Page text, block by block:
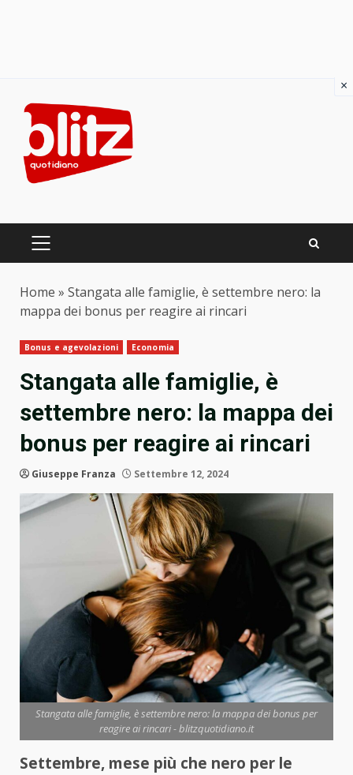
content
PRIMARY
Home » Stangata alle famiglie, è settembre nero: la
mappa dei bonus per reagire ai rincari
Bonus e agevolazioni Economia
Stangata alle famiglie, è
settembre nero: la mappa dei
bonus per reagire ai rincari
Giuseppe Franza Settembre 12, 2024
Stangata alle famiglie, è settembre nero: la mappa dei bonus per
reagire ai rincari - blitzquotidiano.it
Settembre, mese più che nero per le
×